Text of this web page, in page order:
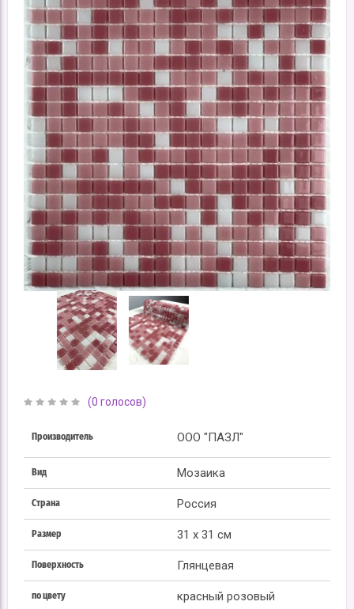
(0 голосов)
Производитель ООО "ПАЗЛ"
Вид Мозаика
Страна Россия
Размер 31 x 31 см
Поверхность Глянцевая
по цвету красный розовый